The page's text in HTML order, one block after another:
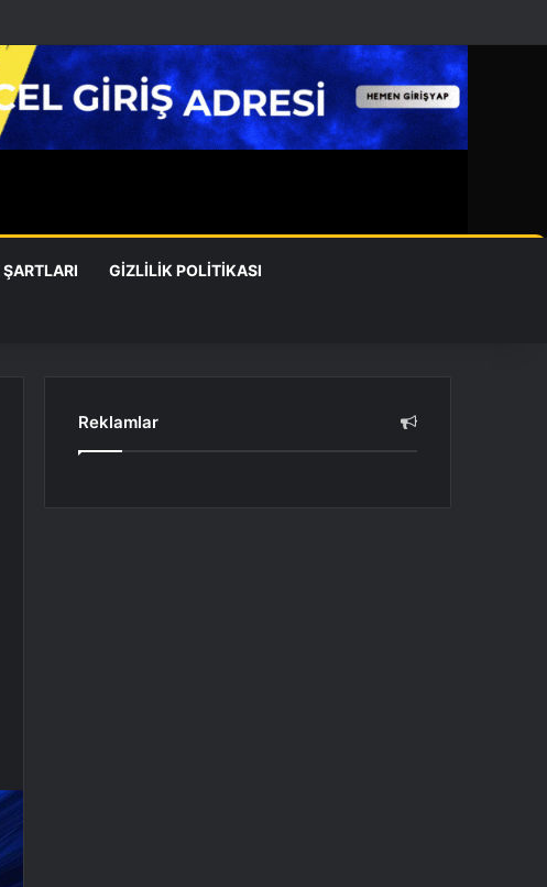
GIZLILIK POLITIKASI
Reklamlar